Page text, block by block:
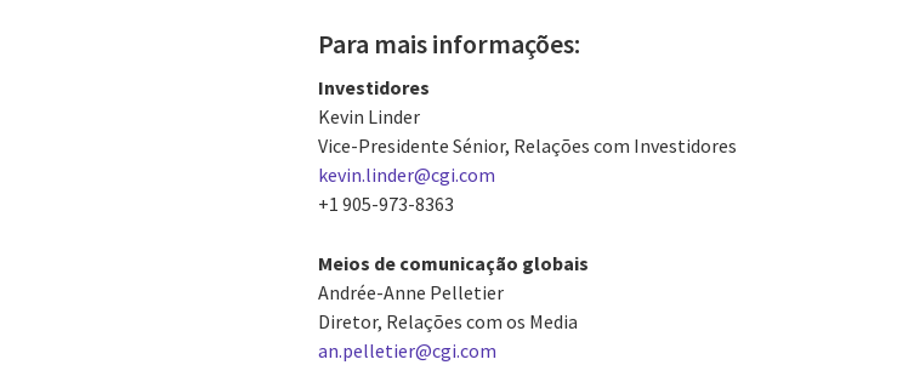
Para mais informações:
Investidores
Kevin Linder
Vice-Presidente Sénior, Relações com Investidores
kevin.linder@cgi.com
+1 905-973-8363
Meios de comunicação globais
Andrée-Anne Pelletier
Diretor, Relações com os Media
an.pelletier@cgi.com